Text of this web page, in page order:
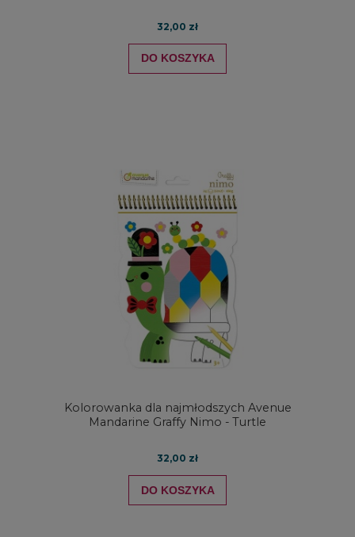
32,00 zł
DO KOSZYKA
Kolorowanka dla najmłodszych Avenue
Mandarine Graffy Nimo - Turtle
32,00 zł
DO KOSZYKA